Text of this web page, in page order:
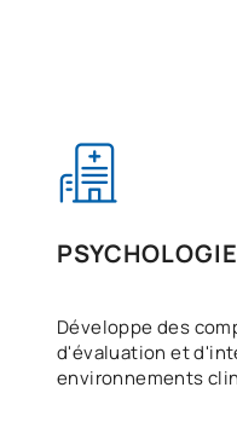
Développe des
d'évaluation et
environnements